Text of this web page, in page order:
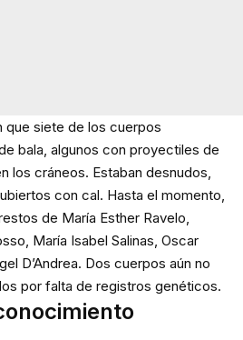
que siete de los cuerpos
bala, algunos con proyectiles de
los cráneos. Estaban desnudos,
con cal. Hasta el momento,
de María Esther Ravelo,
María Isabel Salinas, Oscar
D’Andrea. Dos cuerpos aún no
por falta de registros genéticos.